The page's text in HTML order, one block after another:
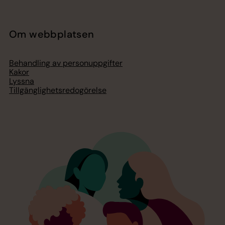
Om webbplatsen
Behandling av personuppgifter
Kakor
Lyssna
Tillgänglighetsredogörelse